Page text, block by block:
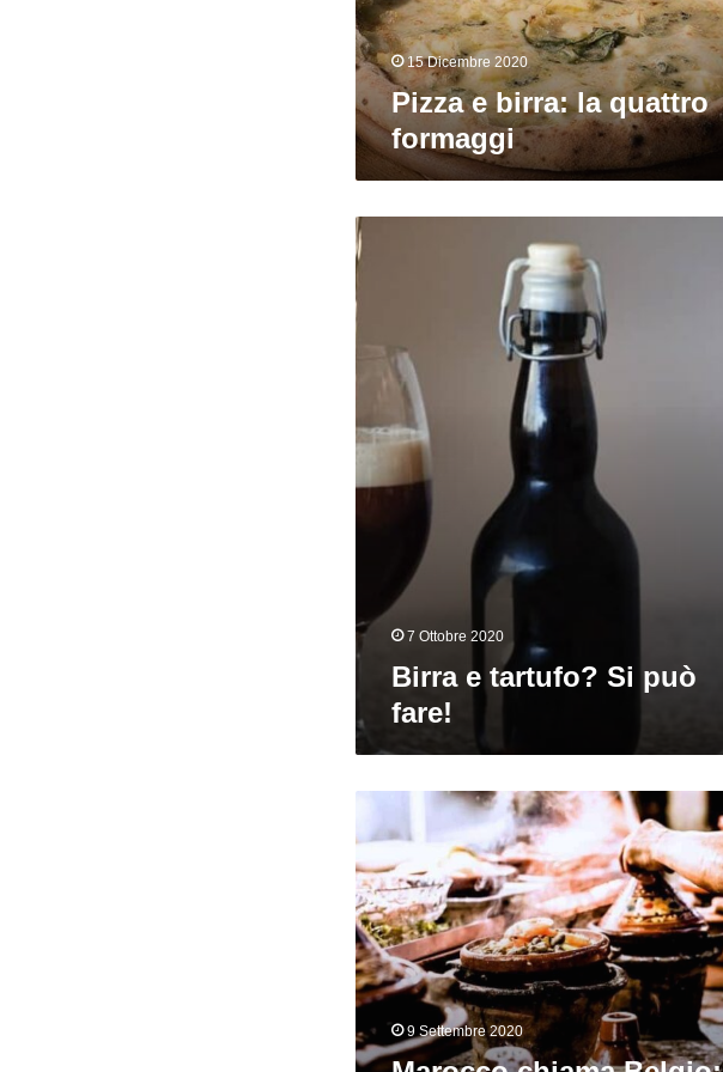
15 Dicembre 2020
Pizza e birra: la quattro
formaggi
Birra
e
Si
7 Ottobre 2020
Birra e tartufo? Si può
fare!
chiama
Tajine
e
Blond
Ale
9 Settembre 2020